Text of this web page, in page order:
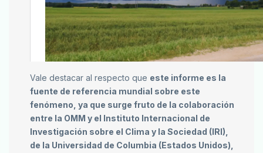
Vale destacar al respecto que este informe es la
fuente de referencia mundial sobre este
fenómeno, ya que surge fruto de la colaboración
entre la OMM y el Instituto Internacional de
Investigación sobre el Clima y la Sociedad (IRI),
de la Universidad de Columbia (Estados Unidos),